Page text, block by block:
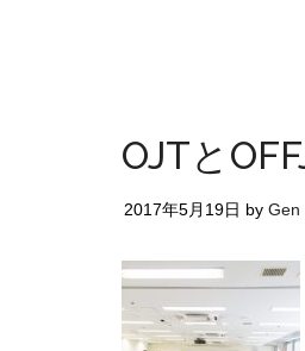
OJTと
2017年5月19日 by Gen